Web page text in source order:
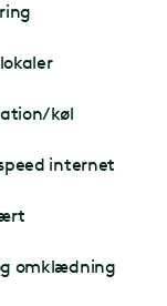
køl
internet
omklædning